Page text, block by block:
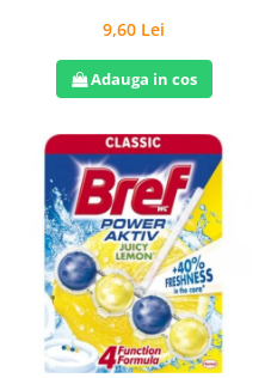
9,60 Lei
Adauga in cos